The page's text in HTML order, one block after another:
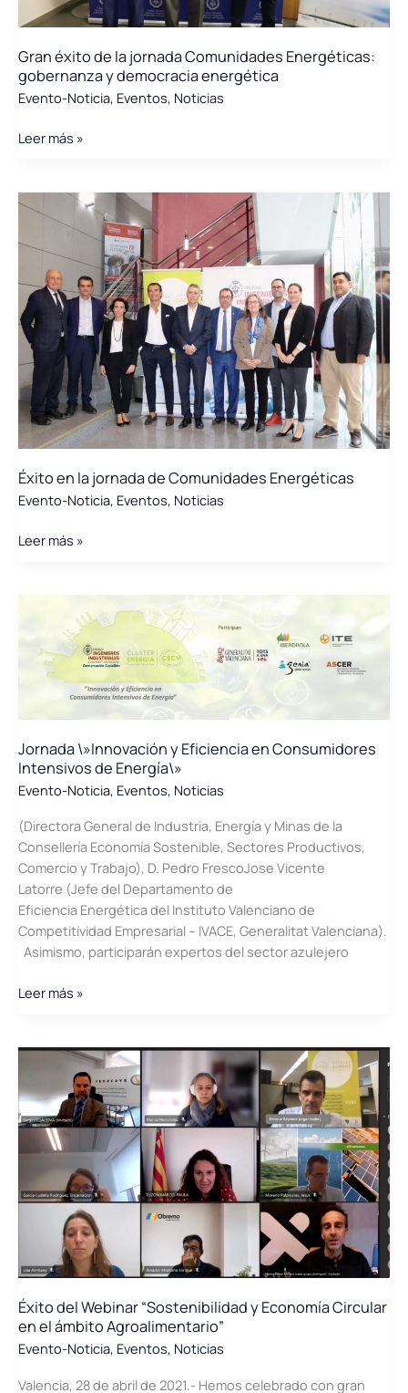
Gran éxito de la jornada Comunidades Energéticas:
gobernanza y democracia energética
Evento-Noticia, Eventos, Noticias
Gran
la
jornada
Comunidades
Energéticas:
gobernanza
democracia
energética
Leer más »
Éxito en la jornada de Comunidades Energéticas
Evento-Noticia, Eventos, Noticias
Éxito
Comunidades
Energéticas
Leer más »
Jornada \»Innovación y Eficiencia en Consumidores
Intensivos de Energía\»
Evento-Noticia, Eventos, Noticias
(Directora General de Industria, Energía y Minas de la
Consellería Economía Sostenible, Sectores Productivos,
Comercio y Trabajo), D. Pedro FrescoJose Vicente
Latorre (Jefe del Departamento de
Eficiencia Energética del Instituto Valenciano de
Competitividad Empresarial – IVACE, Generalitat Valenciana).
Asimismo, participarán expertos del sector azulejero
Jornada
Eficiencia
Consumidores
Intensivos
Energía\»
Leer más »
Éxito del Webinar “Sostenibilidad y Economía Circular
en el ámbito Agroalimentario”
Evento-Noticia, Eventos, Noticias
Valencia, 28 de abril de 2021.- Hemos celebrado con gran